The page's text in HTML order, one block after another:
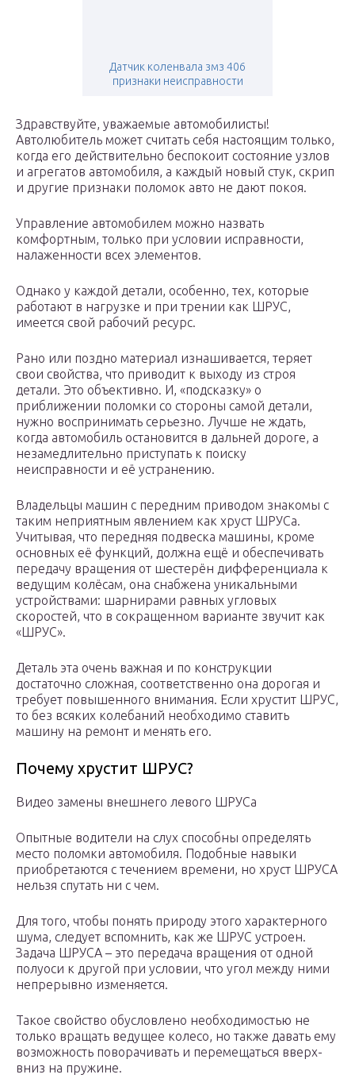
Датчик коленвала змз 406
признаки неисправности
Здравствуйте, уважаемые автомобилисты!
Автолюбитель может считать себя настоящим только,
когда его действительно беспокоит состояние узлов
и агрегатов автомобиля, а каждый новый стук, скрип
и другие признаки поломок авто не дают покоя.
Управление автомобилем можно назвать
комфортным, только при условии исправности,
налаженности всех элементов.
Однако у каждой детали, особенно, тех, которые
работают в нагрузке и при трении как ШРУС,
имеется свой рабочий ресурс.
Рано или поздно материал изнашивается, теряет
свои свойства, что приводит к выходу из строя
детали. Это объективно. И, «подсказку» о
приближении поломки со стороны самой детали,
нужно воспринимать серьезно. Лучше не ждать,
когда автомобиль остановится в дальней дороге, а
незамедлительно приступать к поиску
неисправности и её устранению.
Владельцы машин с передним приводом знакомы с
таким неприятным явлением как хруст ШРУСа.
Учитывая, что передняя подвеска машины, кроме
основных её функций, должна ещё и обеспечивать
передачу вращения от шестерён дифференциала к
ведущим колёсам, она снабжена уникальными
устройствами: шарнирами равных угловых
скоростей, что в сокращенном варианте звучит как
«ШРУС».
Деталь эта очень важная и по конструкции
достаточно сложная, соответственно она дорогая и
требует повышенного внимания. Если хрустит ШРУС,
то без всяких колебаний необходимо ставить
машину на ремонт и менять его.
Почему хрустит ШРУС?
Видео замены внешнего левого ШРУСа
Опытные водители на слух способны определять
место поломки автомобиля. Подобные навыки
приобретаются с течением времени, но хруст ШРУСА
нельзя спутать ни с чем.
Для того, чтобы понять природу этого характерного
шума, следует вспомнить, как же ШРУС устроен.
Задача ШРУСА – это передача вращения от одной
полуоси к другой при условии, что угол между ними
непрерывно изменяется.
Такое свойство обусловлено необходимостью не
только вращать ведущее колесо, но также давать ему
возможность поворачивать и перемещаться вверх-
вниз на пружине.